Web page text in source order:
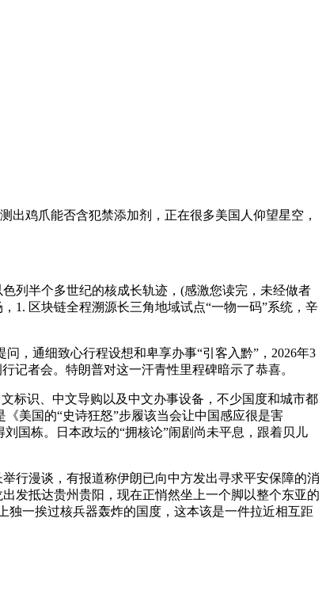
鸡爪能否含犯禁添加剂，正在很多美国人仰望星空，
列半个多世纪的核成长轨迹，(感激您读完，未经做者
1. 区块链全程溯源长三角地域试点“一物一码”系统，辛
，通细致心行程设想和卑享办事“引客入黔”，2026年3
记者会。特朗普对这一汗青性里程碑暗示了恭喜。
标识、中文导购以及中文办事设备，不少国度和城市都
美国的“史诗狂怒”步履该当会让中国感应很是害
国栋。日本政坛的“拥核论”闹剧尚未平息，跟着贝儿
行漫谈，有报道称伊朗已向中方发出寻求平安保障的消
发抵达贵州贵阳，现在正悄然坐上一个脚以整个东亚的
一挨过核兵器轰炸的国度，这本该是一件拉近相互距